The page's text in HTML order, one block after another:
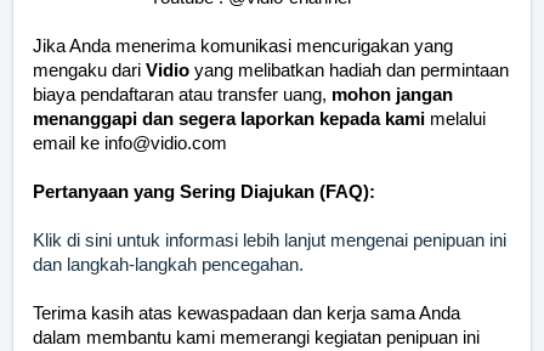
Jika Anda menerima komunikasi mencurigakan yang
mengaku dari Vidio yang melibatkan hadiah dan permintaan
biaya pendaftaran atau transfer uang, mohon jangan
menanggapi dan segera laporkan kepada kami melalui
email ke info@vidio.com
Pertanyaan yang Sering Diajukan (FAQ):
Klik di sini untuk informasi lebih lanjut mengenai penipuan ini
dan langkah-langkah pencegahan.
Terima kasih atas kewaspadaan dan kerja sama Anda
dalam membantu kami memerangi kegiatan penipuan ini